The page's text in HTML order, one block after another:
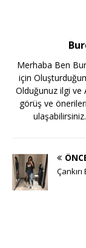
Merhaba Ben
için
Olduğunuz ilgi ve
görüş ve